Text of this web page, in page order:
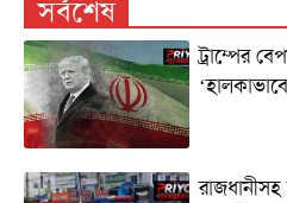
সর্বশেষ
ট্রাম্পের
রাজধানীসহ